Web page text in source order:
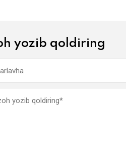
yozib qoldiring